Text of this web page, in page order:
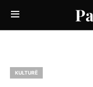
KULTURË